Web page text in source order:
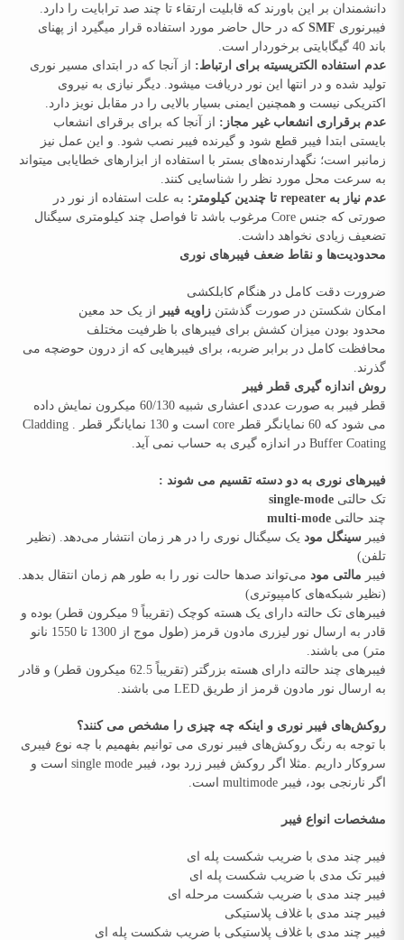
دانشمندان بر این باورند که قابلیت ارتقاء تا چند صد ترابایت را دارد.
فیبرنوری SMF که در حال حاضر مورد استفاده قرار میگیرد از پهنای
باند 40 گیگابایتی برخوردار است.
عدم استفاده الکتریسیته برای ارتباط: از آنجا که در ابتدای مسیر نوری
تولید شده و در انتها این نور دریافت میشود. دیگر نیازی به نیروی
اکتریکی نیست و همچنین ایمنی بسیار بالایی را در مقابل نویز دارد.
عدم برقراری انشعاب غیر مجاز: از آنجا که برای برقرای انشعاب
بایستی ابتدا فیبر قطع شود و گیرنده فیبر نصب شود. و این عمل نیز
زمانبر است؛ نگهدارنده‌های بستر با استفاده از ابزارهای خطایابی میتواند
به سرعت محل مورد نظر را شناسایی کنند.
عدم نیاز به repeater تا چندین کیلومتر: به علت استفاده از نور در
صورتی که جنس Core مرغوب باشد تا فواصل چند کیلومتری سیگنال
تضعیف زیادی نخواهد داشت.
محدودیت‌ها و نقاط ضعف فیبرهای نوری
ضرورت دقت کامل در هنگام کابلکشی
امکان شکستن در صورت گذشتن زاویه فیبر از یک حد معین
محدود بودن میزان کشش برای فیبرهای با ظرفیت مختلف
محافظت کامل در برابر ضربه، برای فیبرهایی که از درون حوضچه می
گذرند.
روش اندازه گیری قطر فیبر
قطر فیبر به صورت عددی اعشاری شبیه 60/130 میکرون نمایش داده
می شود که 60 نمایانگر قطر core است و 130 نمایانگر قطر Cladding .
Buffer Coating در اندازه گیری به حساب نمی آید.
فیبرهای نوری به دو دسته تقسیم می شوند :
تک حالتی single-mode
چند حالتی multi-mode
فیبر سینگل مود یک سیگنال نوری را در هر زمان انتشار می‌دهد. (نظیر
تلفن)
فیبر مالتی مود می‌تواند صدها حالت نور را به طور هم‌ زمان انتقال بدهد.
(نظیر شبکه‌های کامپیوتری)
فیبرهای تک حالته دارای یک هسته کوچک (تقریباً 9 میکرون قطر) بوده و
قادر به ارسال نور لیزری مادون قرمز (طول موج از 1300 تا 1550 نانو
متر) می باشند.
فیبرهای چند حالته دارای هسته بزرگتر (تقریباً 62.5 میکرون قطر) و قادر
به ارسال نور مادون قرمز از طریق LED می باشند.
روکش‌های فیبر نوری و اینکه چه چیزی را مشخص می کنند؟
با توجه به رنگ روکش‌های فیبر نوری می توانیم بفهمیم با چه نوع فیبری
سروکار داریم .مثلا اگر روکش فیبر زرد بود، فیبر single mode است و
اگر نارنجی بود، فیبر multimode است.
مشخصات انواع فیبر
فیبر چند مدی با ضریب شکست پله ای
فیبر تک مدی با ضریب شکست پله ای
فیبر چند مدی با ضریب شکست مرحله ای
فیبر چند مدی با غلاف پلاستیکی
فیبر چند مدی با غلاف پلاستیکی با ضریب شکست پله ای